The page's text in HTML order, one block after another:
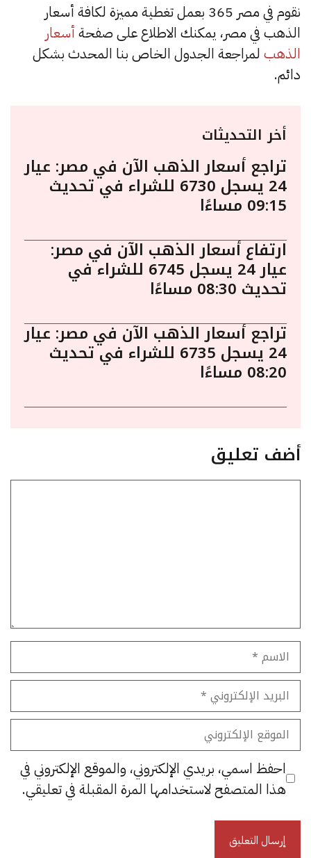
نقوم في مصر 365 بعمل تغطية مميزة لكافة أسعار
الذهب في مصر، يمكنك الاطلاع على صفحة أسعار
الذهب لمراجعة الجدول الخاص بنا المحدث بشكل
دائم.
أخر التحديثات
تراجع أسعار الذهب الآن في مصر: عيار
24 يسجل 6730 للشراء في تحديث
09:15 مساءًا
ارتفاع أسعار الذهب الآن في مصر:
عيار 24 يسجل 6745 للشراء في
تحديث 08:30 مساءًا
تراجع أسعار الذهب الآن في مصر: عيار
24 يسجل 6735 للشراء في تحديث
08:20 مساءًا
أضف تعليق
الاسم
البريد
الإلكتروني
الموقع
الإلكتروني
احفظ اسمي، بريدي الإلكتروني، والموقع الإلكتروني في
هذا المتصفح لاستخدامها المرة المقبلة في تعليقي.